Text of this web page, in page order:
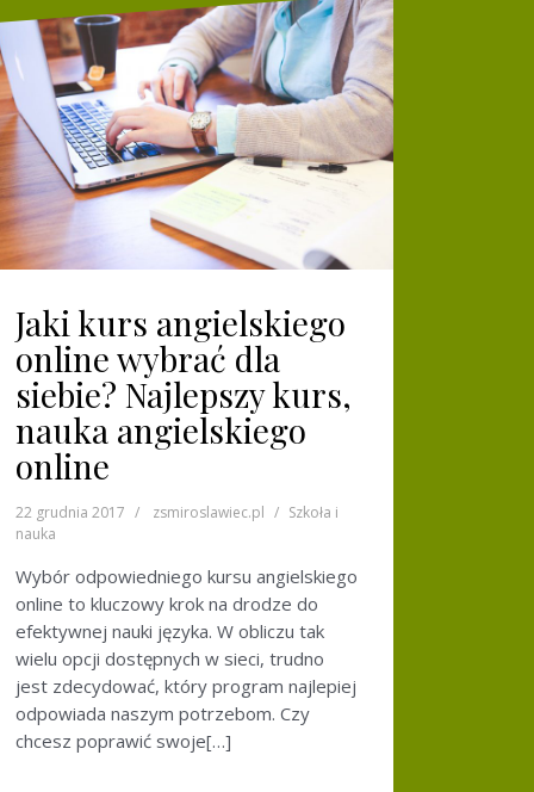
Jaki kurs angielskiego
online wybrać dla
siebie? Najlepszy kurs,
nauka angielskiego
online
22 grudnia 2017 zsmiroslawiec.pl
Szkoła i
nauka
Wybór odpowiedniego kursu angielskiego
online to kluczowy krok na drodze do
efektywnej nauki języka. W obliczu tak
wielu opcji dostępnych w sieci, trudno
jest zdecydować, który program najlepiej
odpowiada naszym potrzebom. Czy
chcesz poprawić swoje[…]